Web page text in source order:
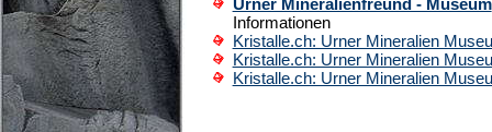
Urner Mineralienfreund - Museum
Informationen
Kristalle.ch: Urner Mineralien
Kristalle.ch: Urner Mineralien
Kristalle.ch: Urner Mineralien